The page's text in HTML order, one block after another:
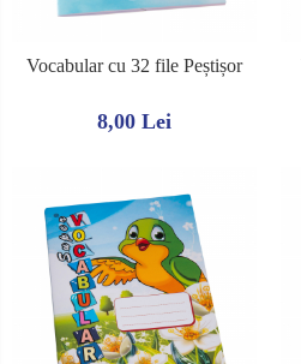
Caiete de geografie
Blocuri A4
Blocuri A3
Altele
Rezerve caiete mecanice
CMR
Avize personalizate
Chitanţiere personalizate
Facturi personalizate
Monetare personalizate
Alte tipizate personalizate
Vocabular cu 32 file Peștișor
8,00 Lei